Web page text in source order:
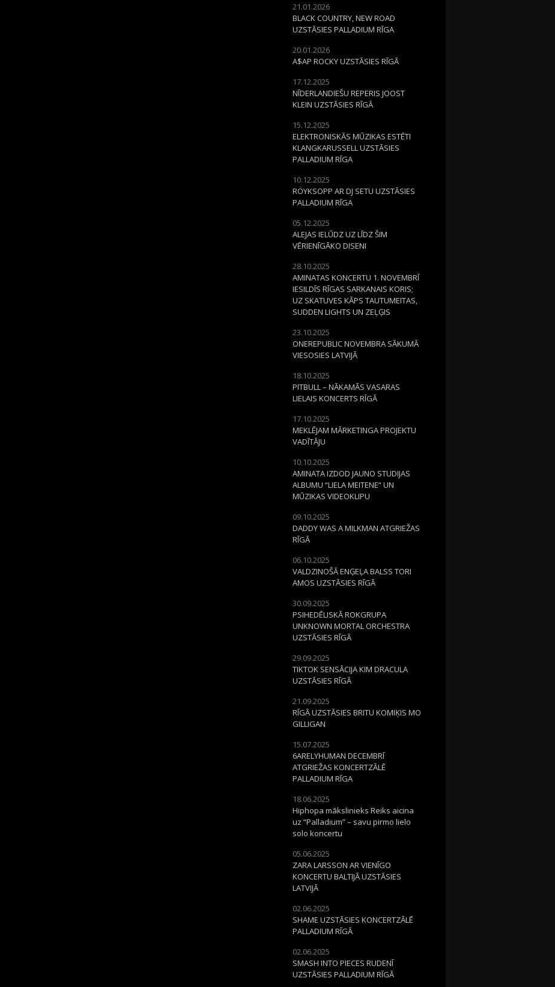
21.01.2026
BLACK COUNTRY, NEW ROAD
UZSTĀSIES PALLADIUM RĪGA
20.01.2026
A$AP ROCKY UZSTĀSIES RĪGĀ
17.12.2025
NĪDERLANDIEŠU REPERIS JOOST
KLEIN UZSTĀSIES RĪGĀ
15.12.2025
ELEKTRONISKĀS MŪZIKAS ESTĒTI
KLANGKARUSSELL UZSTĀSIES
PALLADIUM RĪGA
10.12.2025
RÖYKSOPP AR DJ SETU UZSTĀSIES
PALLADIUM RĪGA
05.12.2025
ALEJAS IELŪDZ UZ LĪDZ ŠIM
VĒRIENĪGĀKO DISENI
28.10.2025
AMINATAS KONCERTU 1. NOVEMBRĪ
IESILDĪS RĪGAS SARKANAIS KORIS;
UZ SKATUVES KĀPS TAUTUMEITAS,
SUDDEN LIGHTS UN ZEĻĢIS
23.10.2025
ONEREPUBLIC NOVEMBRA SĀKUMĀ
VIESOSIES LATVIJĀ
18.10.2025
PITBULL – NĀKAMĀS VASARAS
LIELAIS KONCERTS RĪGĀ
17.10.2025
MEKLĒJAM MĀRKETINGA PROJEKTU
VADĪTĀJU
10.10.2025
AMINATA IZDOD JAUNO STUDIJAS
ALBUMU “LIELA MEITENE” UN
MŪZIKAS VIDEOKLIPU
09.10.2025
DADDY WAS A MILKMAN ATGRIEŽAS
RĪGĀ
06.10.2025
VALDZINOŠĀ ENĢEĻA BALSS TORI
AMOS UZSTĀSIES RĪGĀ
30.09.2025
PSIHEDĒLISKĀ ROKGRUPA
UNKNOWN MORTAL ORCHESTRA
UZSTĀSIES RĪGĀ
29.09.2025
TIKTOK SENSĀCIJA KIM DRACULA
UZSTĀSIES RĪGĀ
21.09.2025
RĪGĀ UZSTĀSIES BRITU KOMIĶIS MO
GILLIGAN
15.07.2025
6ARELYHUMAN DECEMBRĪ
ATGRIEŽAS KONCERTZĀLĒ
PALLADIUM RĪGA
18.06.2025
Hiphopa mākslinieks Reiks aicina
uz “Palladium” – savu pirmo lielo
solo koncertu
05.06.2025
ZARA LARSSON AR VIENĪGO
KONCERTU BALTIJĀ UZSTĀSIES
LATVIJĀ
02.06.2025
SHAME UZSTĀSIES KONCERTZĀLĒ
PALLADIUM RĪGĀ
02.06.2025
SMASH INTO PIECES RUDENĪ
UZSTĀSIES PALLADIUM RĪGĀ